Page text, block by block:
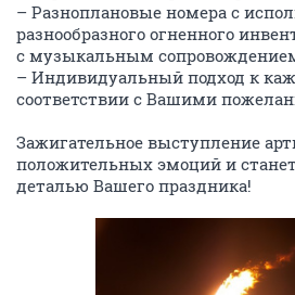
– Разноплановые номера с
разнообразного огненного
с музыкальным
– Индивидуальный подход к
соответствии с Вашими
Зажигательное выступление
положительных эмоций и
деталью Вашего праздника!